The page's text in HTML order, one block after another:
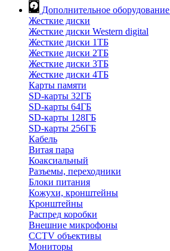
Дополнительное оборудование
Жесткие диски
Жесткие диски Western digital
Жесткие диски 1ТБ
Жесткие диски 2ТБ
Жесткие диски 3ТБ
Жесткие диски 4ТБ
Карты памяти
SD-карты 32ГБ
SD-карты 64ГБ
SD-карты 128ГБ
SD-карты 256ГБ
Кабель
Витая пара
Коаксиальный
Разъемы, переходники
Блоки питания
Кожухи, кронштейны
Кронштейны
Распред коробки
Внешние микрофоны
CCTV объективы
Мониторы